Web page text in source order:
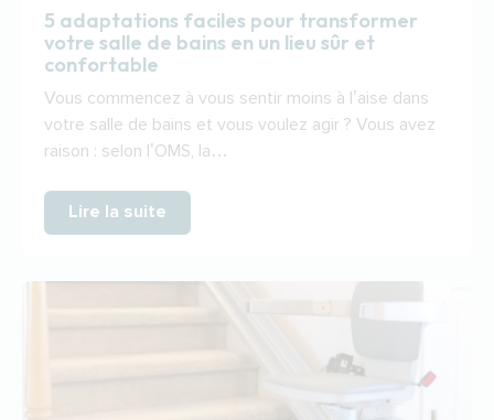
5 adaptations faciles pour transformer
votre salle de bains en un lieu sûr et
confortable
Vous commencez à vous sentir moins à l’aise dans
votre salle de bains et vous voulez agir ? Vous avez
raison : selon l’OMS, la…
Lire la suite